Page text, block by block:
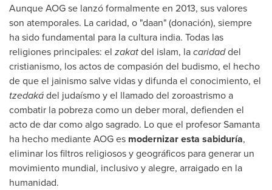
Aunque AOG se lanzó formalmente en 2013, sus valores
son atemporales. La caridad, o "daan" (donación), siempre
ha sido fundamental para la cultura india. Todas las
religiones principales: el zakatdel islam, lacaridaddel
cristianismo, los actos de compasión del budismo, el hecho
de que el jainismo salve vidas y difunda el conocimiento, el
tzedakádel judaísmo y el llamado del zoroastrismo a
combatir la pobreza como un deber moral, defienden el
acto de dar como algo sagrado. Lo que el profesor Samanta
ha hecho mediante AOG es modernizaresta sabiduría,
eliminar los filtros religiosos y geográficos para generar un
movimiento mundial, inclusivo y alegre, arraigado en la
humanidad.